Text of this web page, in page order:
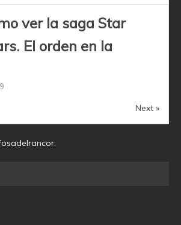
ver la saga Star
El orden en la
Next »